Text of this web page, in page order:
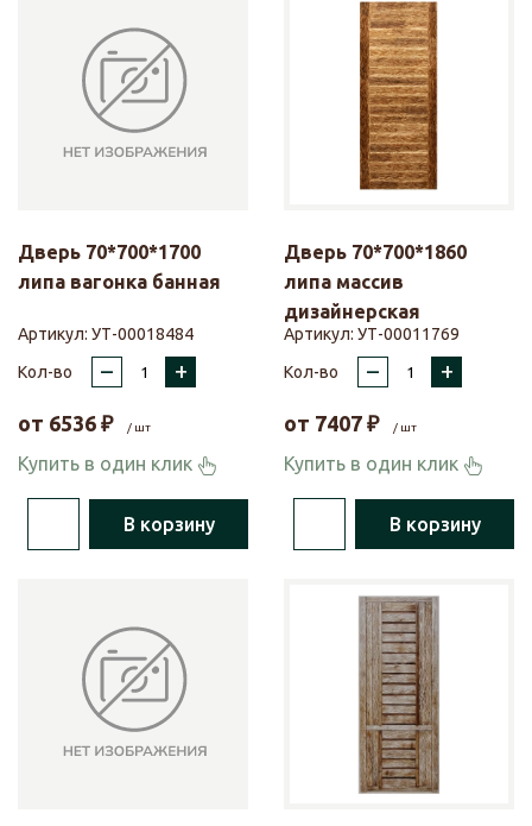
Дверь 70*700*1700
липа вагонка банная
Артикул: УТ-00018484
Кол-во
– +
от 6536 ₽ / шт
Купить в один клик
В корзину
Дверь 70*700*1860
липа массив
дизайнерская
Артикул: УТ-00011769
Кол-во
– +
от 7407 ₽ / шт
Купить в один клик
В корзину